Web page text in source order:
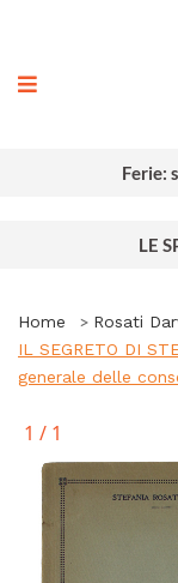
Ferie:
LE
Home
Rosati
IL SEGRETO DI
generale delle
1 / 1